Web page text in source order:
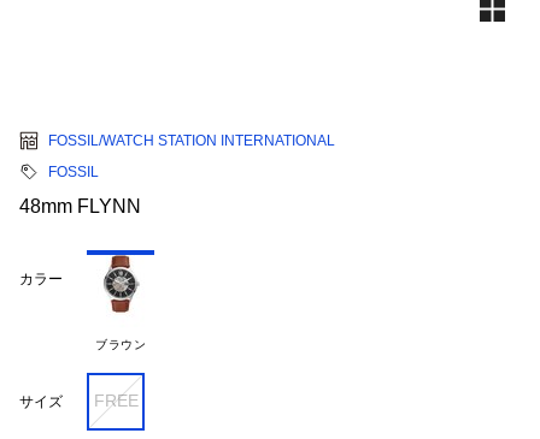
FOSSIL/WATCH STATION INTERNATIONAL
FOSSIL
48mm FLYNN
カラー
ブラウン
サイズ FREE